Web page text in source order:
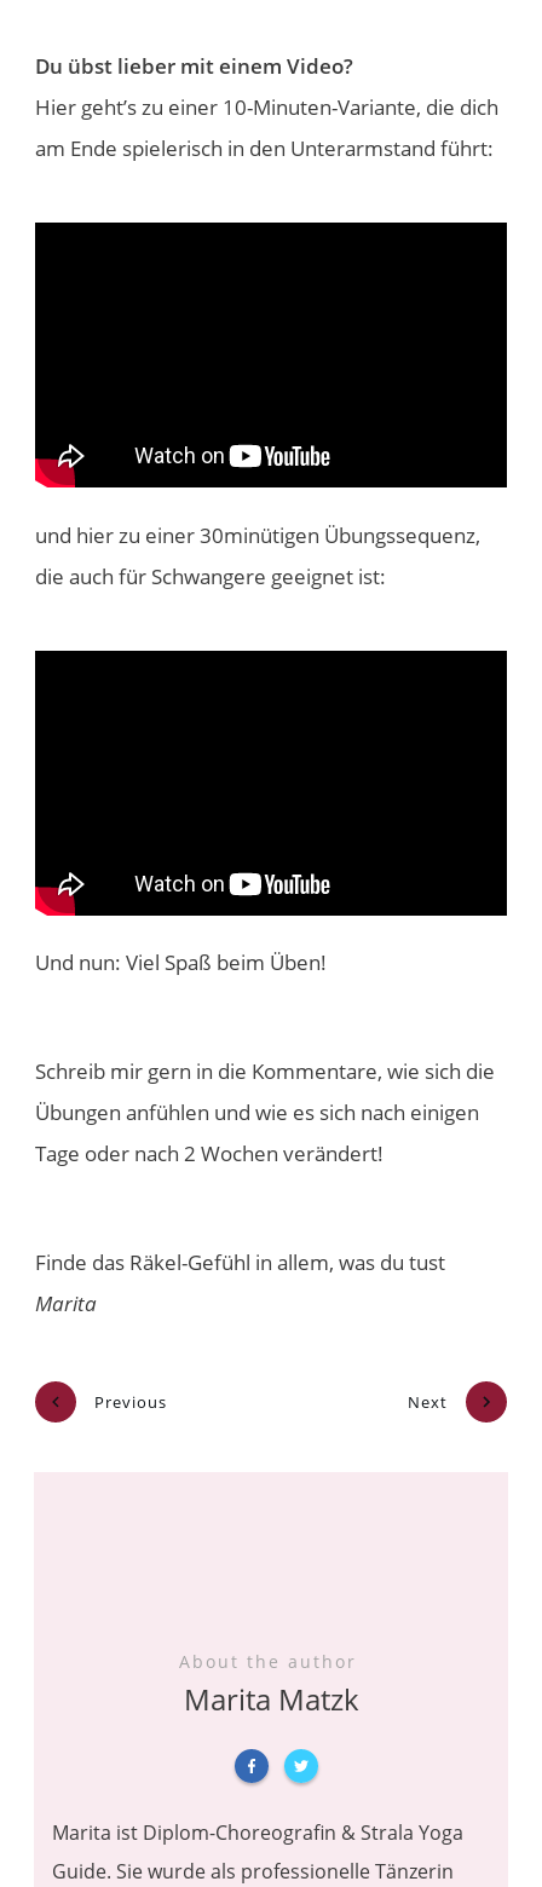
Du übst lieber mit einem Video?
Hier geht’s zu einer 10-Minuten-Variante, die dich
am Ende spielerisch in den Unterarmstand führt:
​und hier zu einer 30minütigen Übungssequenz,
die auch für Schwangere geeignet ist:
​Und nun: Viel Spaß beim Üben!
Schreib mir gern in die Kommentare, wie sich die
Übungen anfühlen und wie es sich nach einigen
Tage oder nach 2 Wochen verändert!
Finde das Räkel-Gefühl in allem, was du tust
Marita
Previous Next
About the author
Marita Matzk
Marita ist Diplom-Choreografin & Strala Yoga
Guide. Sie wurde als professionelle Tänzerin